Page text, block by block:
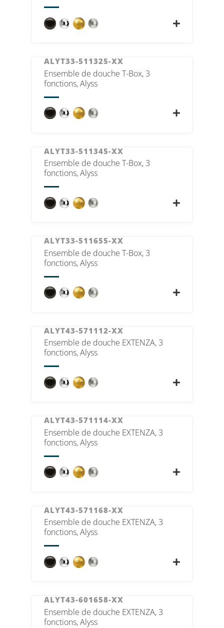
ALYT33-511325-XX
Ensemble de douche T-Box, 3
fonctions, Alyss
ALYT33-511345-XX
Ensemble de douche T-Box, 3
fonctions, Alyss
ALYT33-511655-XX
Ensemble de douche T-Box, 3
fonctions, Alyss
ALYT43-571112-XX
Ensemble de douche EXTENZA, 3
fonctions, Alyss
ALYT43-571114-XX
Ensemble de douche EXTENZA, 3
fonctions, Alyss
ALYT43-571168-XX
Ensemble de douche EXTENZA, 3
fonctions, Alyss
ALYT43-601658-XX
Ensemble de douche EXTENZA, 3
fonctions, Alyss